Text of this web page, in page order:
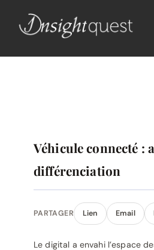
Véhicule connecté :
différenciation
PARTAGER Lien Email
Le digital a envahi l’espace